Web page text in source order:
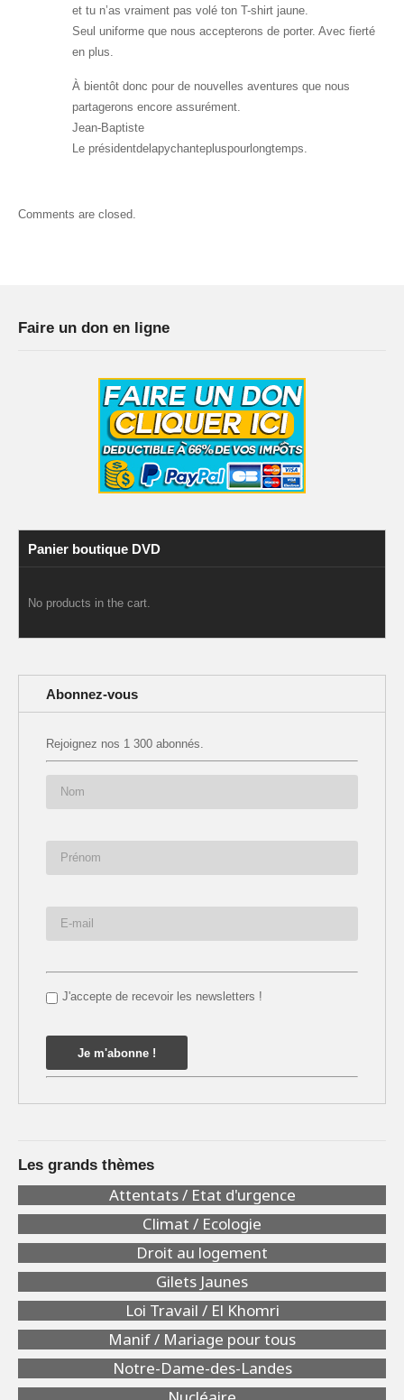
et tu n’as vraiment pas volé ton T-shirt jaune.
Seul uniforme que nous accepterons de porter. Avec fierté
en plus.
À bientôt donc pour de nouvelles aventures que nous
partagerons encore assurément.
Jean-Baptiste
Le présidentdelapychantepluspourlongtemps.
Comments are closed.
Faire un don en ligne
Panier boutique DVD
No products in the cart.
Abonnez-vous
Rejoignez nos 1 300 abonnés.
J'accepte de recevoir les newsletters !
Les grands thèmes
Attentats / Etat d'urgence
Climat / Ecologie
Droit au logement
Gilets Jaunes
Loi Travail / El Khomri
Manif / Mariage pour tous
Notre-Dame-des-Landes